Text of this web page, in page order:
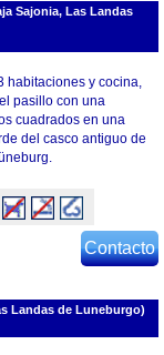
Sajonia, Las Landas
habitaciones y cocina,
pasillo con una
cuadrados en una
del casco antiguo de
Contacto
Landas de Luneburgo)